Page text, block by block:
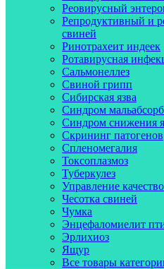
Реовирусный
Репродуктивный и
свиней
Ринотрахеит индеек
Ротавирусная
Сальмонеллез
Свиной грипп
Сибирская язва
Синдром
Синдром снижения
Скрининг патогенов
Спленомегалия
Токсоплазмоз
Туберкулез
Управление
Чесотка свиней
Чумка
Энцефаломиелит
Эрлихиоз
Ящур
Все товары